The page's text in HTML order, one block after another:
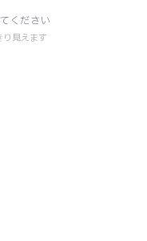
ください
見えます